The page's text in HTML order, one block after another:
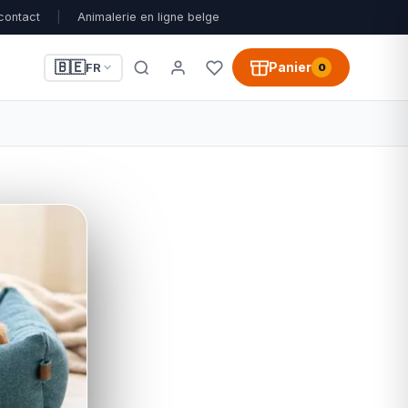
Animalerie en ligne belge
🇧🇪FR Panier 0